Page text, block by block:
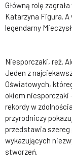
Główną rolę
Katarzyna Figura.
legendarny
Niesporczaki, reż.
Jeden z
Oświatowych,
okiem niesporczaki
rekordy w
przyrodniczy
przedstawia szereg
wykazujących
stworzeń.